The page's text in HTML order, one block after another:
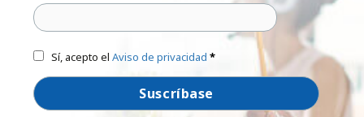
Sí, acepto el Aviso de privacidad *